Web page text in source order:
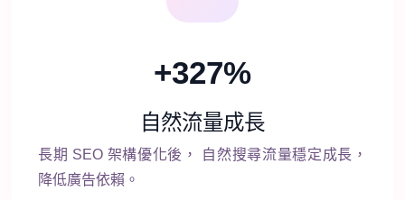
+327%
自然流量成長
長期 SEO 架構優化後， 自然搜尋流量穩定成長，
降低廣告依賴。